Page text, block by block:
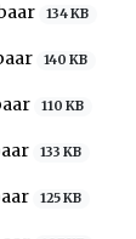
134 KB
140 KB
110 KB
133 KB
125 KB